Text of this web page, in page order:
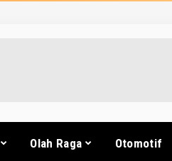
Olah Raga Otomotif